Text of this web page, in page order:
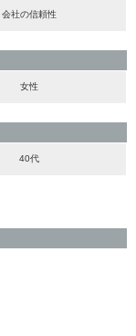
会社の信頼性
女性
40代